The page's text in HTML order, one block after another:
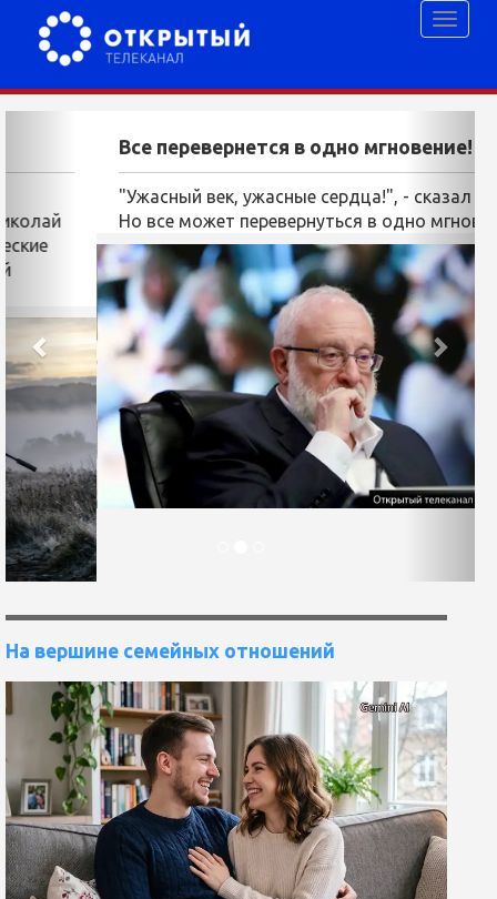
Все перевернется в одно мгновение!
"Ужасный век, ужасные сердца!", - сказал поэт.
Но все может перевернуться в одно мгновение.
На вершине семейных отношений